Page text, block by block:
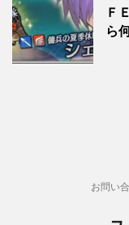
Ｆ
ら
お問い